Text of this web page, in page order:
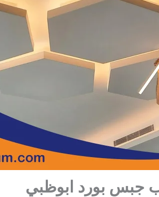
جبس بورد ابوظبي